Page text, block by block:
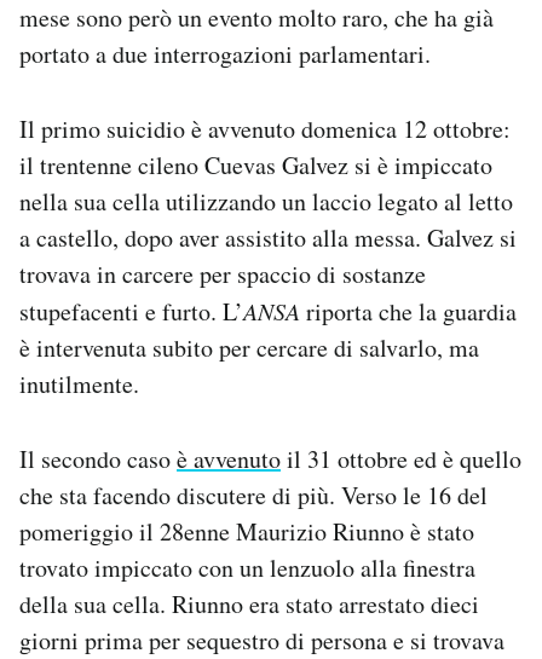
Area Personale
Newsletter
Regala il Post
mese sono però un evento molto raro, che ha già
portato a due interrogazioni parlamentari.
Il primo suicidio è avvenuto domenica 12 ottobre:
il trentenne cileno Cuevas Galvez si è impiccato
nella sua cella utilizzando un laccio legato al letto
a castello, dopo aver assistito alla messa. Galvez si
trovava in carcere per spaccio di sostanze
stupefacenti e furto. L’ANSA riporta che la guardia
è intervenuta subito per cercare di salvarlo, ma
inutilmente.
Il secondo casoè avvenutoil 31 ottobre ed è quello
che sta facendo discutere di più. Verso le 16 del
pomeriggio il 28enne Maurizio Riunno è stato
trovato impiccato con un lenzuolo alla finestra
della sua cella. Riunno era stato arrestato dieci
giorni prima per sequestro di persona e si trovava